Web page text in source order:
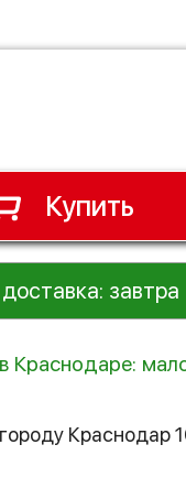
Купить
доставка: завтра
Краснодаре:
Краснодар